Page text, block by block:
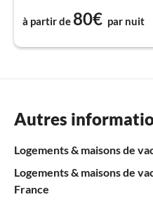
à partir de 80€ par nuit
Autres
Logements & maisons de
Logements & maisons de
France